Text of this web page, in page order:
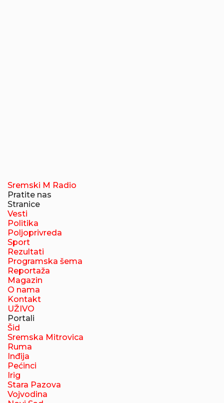
Sremski M Radio
Pratite nas
Stranice
Vesti
Politika
Poljoprivreda
Sport
Rezultati
Programska šema
Reportaža
Magazin
O nama
Kontakt
UŽIVO
Portali
Šid
Sremska Mitrovica
Ruma
Inđija
Pećinci
Irig
Stara Pazova
Vojvodina